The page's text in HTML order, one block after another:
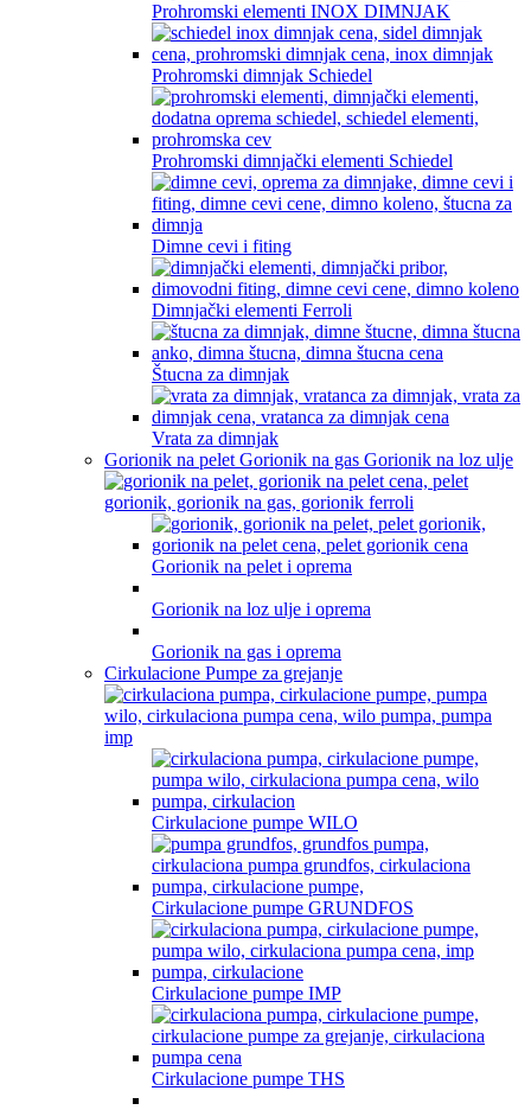
Prohromski elementi INOX DIMNJAK
Prohromski dimnjak Schiedel
Prohromski dimnjački elementi Schiedel
Dimne cevi i fiting
Dimnjački elementi Ferroli
Štucna za dimnjak
Vrata za dimnjak
Gorionik na pelet Gorionik na gas Gorionik na loz ulje
Gorionik na pelet i oprema
Gorionik na loz ulje i oprema
Gorionik na gas i oprema
Cirkulacione Pumpe za grejanje
Cirkulacione pumpe WILO
Cirkulacione pumpe GRUNDFOS
Cirkulacione pumpe IMP
Cirkulacione pumpe THS